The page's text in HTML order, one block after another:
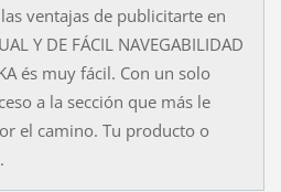
ventajas de publicitarte en
Y DE FÁCIL NAVEGABILIDAD
és muy fácil. Con un solo
a la sección que más le
el camino. Tu producto o